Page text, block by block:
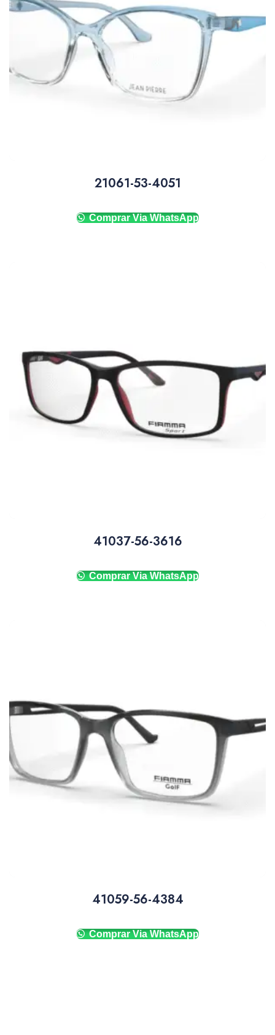
21061-53-4051
Comprar Via WhatsApp
41037-56-3616
Comprar Via WhatsApp
41059-56-4384
Comprar Via WhatsApp